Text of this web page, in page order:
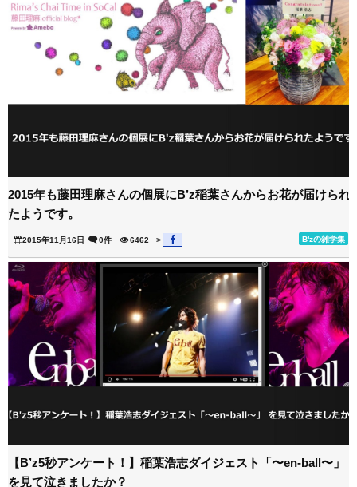
2015年も藤田理麻さんの個展にB’z稲葉さんからお花が届けられ
たようです。
2015年11月16日 B'zの雑学集
0件 6462 >
【B’z5秒アンケート！】稲葉浩志ダイジェスト「〜en-ball〜」
を見て泣きましたか？